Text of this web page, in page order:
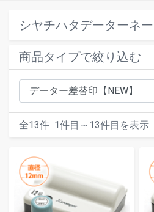
シヤチハタデーターネー
商品タイプで絞り込む
全13件 1件目～ 13件目を表示